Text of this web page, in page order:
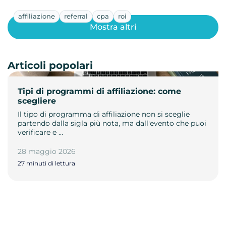
affiliazione referral cpa roi
Tipi di programmi di affiliazione: come
scegliere
Il tipo di programma di affiliazione non si sceglie
partendo dalla sigla più nota, ma dall'evento che puoi
verificare e …
28 maggio 2026
27 minuti di lettura
Mostra altri
Articoli popolari